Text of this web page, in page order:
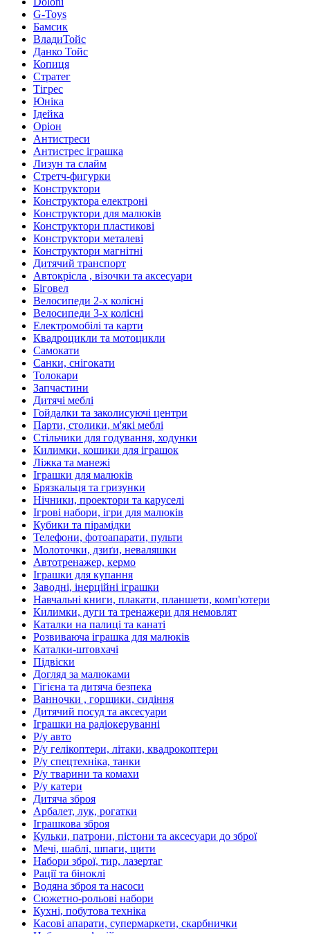
G-Toys
Бамсик
ВладиТойс
Данко Тойс
Копиця
Стратег
Тігрес
Юніка
Ідейка
Оріон
Антистреси
Антистрес іграшка
Лизун та слайм
Стретч-фигурки
Конструктори
Конструктора електроні
Конструктори для малюків
Конструктори пластикові
Конструктори металеві
Конструктори магнітні
Дитячий транспорт
Автокрісла , візочки та аксесуари
Біговел
Велосипеди 2-х колісні
Велосипеди 3-х колісні
Електромобілі та карти
Квадроцикли та мотоцикли
Самокати
Санки, снігокати
Толокари
Запчастини
Дитячі меблі
Гойдалки та заколисуючі центри
Парти, столики, м'які меблі
Стільчики для годування, ходунки
Килимки, кошики для іграшок
Ліжка та манежі
Іграшки для малюків
Брязкальця та гризунки
Нічники, проектори та каруселі
Ігрові набори, ігри для малюків
Кубики та пірамідки
Телефони, фотоапарати, пульти
Молоточки, дзиґи, неваляшки
Автотренажер, кермо
Іграшки для купання
Заводні, інерційні іграшки
Навчальні книги, плакати, планшети, комп'ютери
Килимки, дуги та тренажери для немовлят
Каталки на палиці та канаті
Розвиваюча іграшка для малюків
Каталки-штовхачі
Підвіски
Догляд за малюками
Гігієна та дитяча безпека
Ванночки , горщики, сидіння
Дитячий посуд та аксесуари
Іграшки на радіокеруванні
Р/у авто
Р/у гелікоптери, літаки, квадрокоптери
Р/у спецтехніка, танки
Р/у тварини та комахи
Р/у катери
Дитяча зброя
Арбалет, лук, рогатки
Іграшкова зброя
Кульки, патрони, пістони та аксесуари до зброї
Мечі, шаблі, шпаги, щити
Набори зброї, тир, лазертаг
Рації та біноклі
Водяна зброя та насоси
Сюжетно-рольові набори
Кухні, побутова техніка
Касові апарати, супермаркети, скарбнички